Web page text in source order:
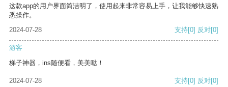
这款app的用户界面简洁明了，使用起来非常容易上手，让我能够快速熟
悉操作。
2024-07-28
支持[0] 反对[0]
游客
梯子神器，ins随便看，美美哒！
2024-07-28 支持[0] 反对[0]